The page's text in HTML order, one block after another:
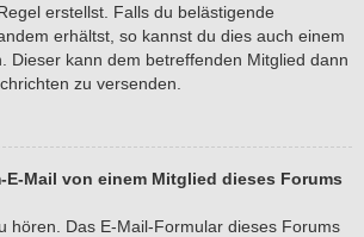
erstellst. Falls du belästigende
erhältst, so kannst du dies auch einem
Dieser kann dem betreffenden Mitglied dann
zu versenden.
E-Mail von einem Mitglied dieses Forums
hören. Das E-Mail-Formular dieses Forums